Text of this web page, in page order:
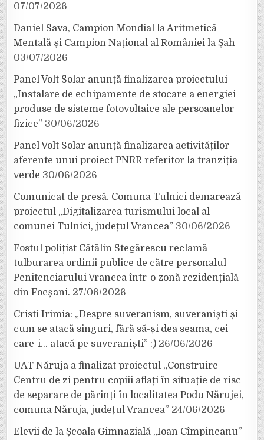
07/07/2026
Daniel Sava, Campion Mondial la Aritmetică
Mentală și Campion Național al României la Șah
03/07/2026
Panel Volt Solar anunță finalizarea proiectului
„Instalare de echipamente de stocare a energiei
produse de sisteme fotovoltaice ale persoanelor
fizice” 30/06/2026
Panel Volt Solar anunță finalizarea activităților
aferente unui proiect PNRR referitor la tranziția
verde 30/06/2026
Comunicat de presă. Comuna Tulnici demarează
proiectul „Digitalizarea turismului local al
comunei Tulnici, județul Vrancea” 30/06/2026
Fostul polițist Cătălin Stegărescu reclamă
tulburarea ordinii publice de către personalul
Penitenciarului Vrancea într-o zonă rezidențială
din Focșani. 27/06/2026
Cristi Irimia: „Despre suveranism, suveraniști și
cum se atacă singuri, fără să-și dea seama, cei
care-i… atacă pe suveraniști” :) 26/06/2026
UAT Năruja a finalizat proiectul „Construire
Centru de zi pentru copiii aflați în situație de risc
de separare de părinți în localitatea Podu Nărujei,
comuna Năruja, județul Vrancea” 24/06/2026
Elevii de la Școala Gimnazială „Ioan Cîmpineanu”